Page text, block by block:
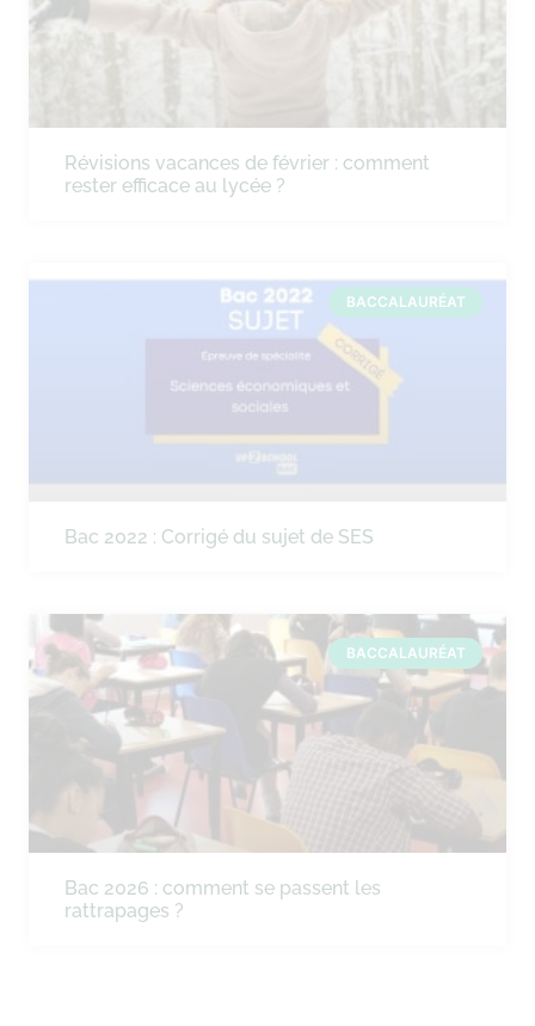
Révisions vacances de février : comment
rester efficace au lycée ?
BACCALAURÉAT
Bac 2022 : Corrigé du sujet de SES
BACCALAURÉAT
Bac 2026 : comment se passent les
rattrapages ?